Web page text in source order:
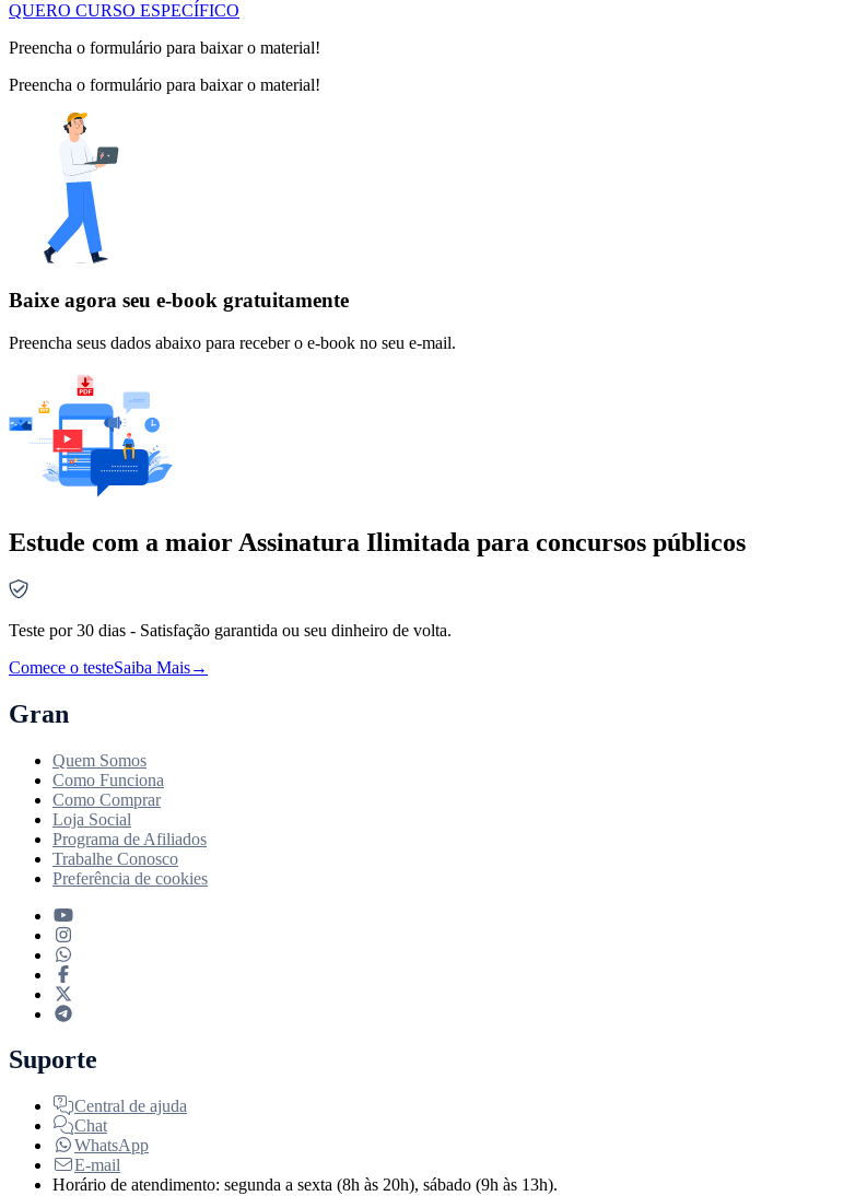
QUERO CURSO ESPECÍFICO
Preencha o formulário para baixar o material!
Preencha o formulário para baixar o material!
Baixe agora seu e-book gratuitamente
Preencha seus dados abaixo para receber o e-book no seu e-mail.
Estude com a maior Assinatura Ilimitada para concursos públicos
Teste por 30 dias - Satisfação garantida ou seu dinheiro de volta.
Comece o testeSaiba Mais→
Gran
Quem Somos
Como Funciona
Como Comprar
Loja Social
Programa de Afiliados
Trabalhe Conosco
Preferência de cookies
Suporte
Central de ajuda
Chat
WhatsApp
E-mail
Horário de atendimento: segunda a sexta (8h às 20h), sábado (9h às 13h).